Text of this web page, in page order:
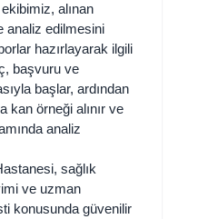
alınan
analiz edilmesini
hazırlayarak ilgili
başvuru ve
başlar, ardından
kan örneği alınır ve
analiz
sağlık
ve uzman
konusunda güvenilir